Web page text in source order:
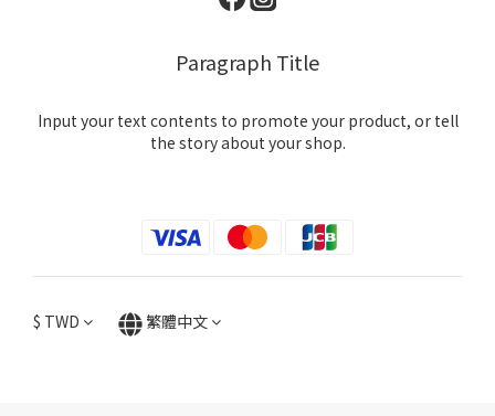
Paragraph Title
Input your text contents to promote your product, or tell
the story about your shop.
$ TWD 繁體中文